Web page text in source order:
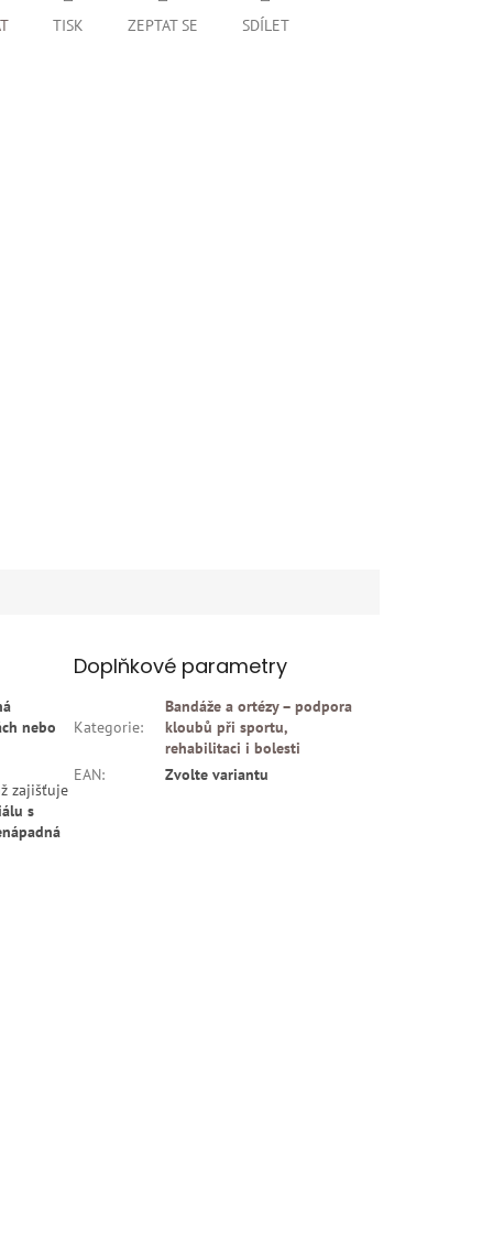
TISK ZEPTAT SE SDÍLET
nebo
zajišťuje
s
Doplňkové parametry
Kategorie:
Bandáže a ortézy – podpora
kloubů při sportu,
rehabilitaci i bolesti
EAN: Zvolte variantu